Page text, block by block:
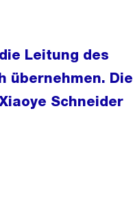
Leitung des
übernehmen. Die
Schneider